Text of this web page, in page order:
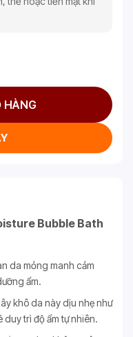
HÀNG
Bubble Bath
da mỏng manh cảm
ẩm.
khô da này dịu nhẹ như
trì độ ẩm tự nhiên.